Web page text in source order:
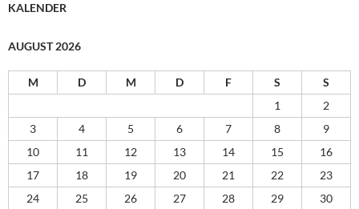
KALENDER
AUGUST 2026
M D M D F S
S
1
2
3
4 5 6 7 8
9
10
11 12 13 14 15
16
17
18 19 20 21 22
23
24
25 26 27 28 29
30